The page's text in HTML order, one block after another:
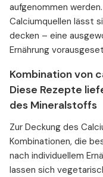
aufgenommen
Calciumquellen lässt
decken – eine
Ernährung
Kombination von
Diese Rezepte
des Mineralstoffs
Zur Deckung des
Kombinationen, die
nach individuellem
lassen sich